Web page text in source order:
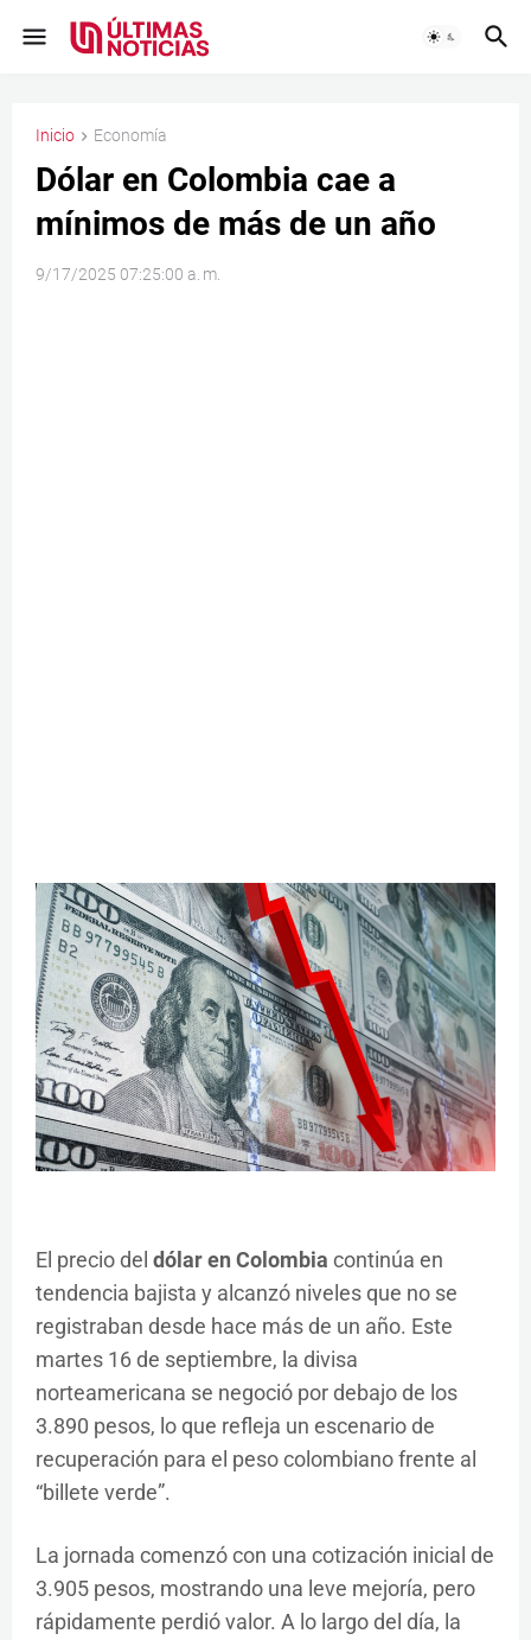
Inicio Economía
Dólar en Colombia cae a
mínimos de más de un año
9/17/2025 07:25:00 a. m.
El precio del dólar en Colombia continúa en
tendencia bajista y alcanzó niveles que no se
registraban desde hace más de un año. Este
martes 16 de septiembre, la divisa
norteamericana se negoció por debajo de los
3.890 pesos, lo que refleja un escenario de
recuperación para el peso colombiano frente al
“billete verde”.
La jornada comenzó con una cotización inicial de
3.905 pesos, mostrando una leve mejoría, pero
rápidamente perdió valor. A lo largo del día, la